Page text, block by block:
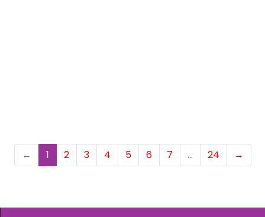
← 1(current)
2 3 4 5 6 7 … 24 →